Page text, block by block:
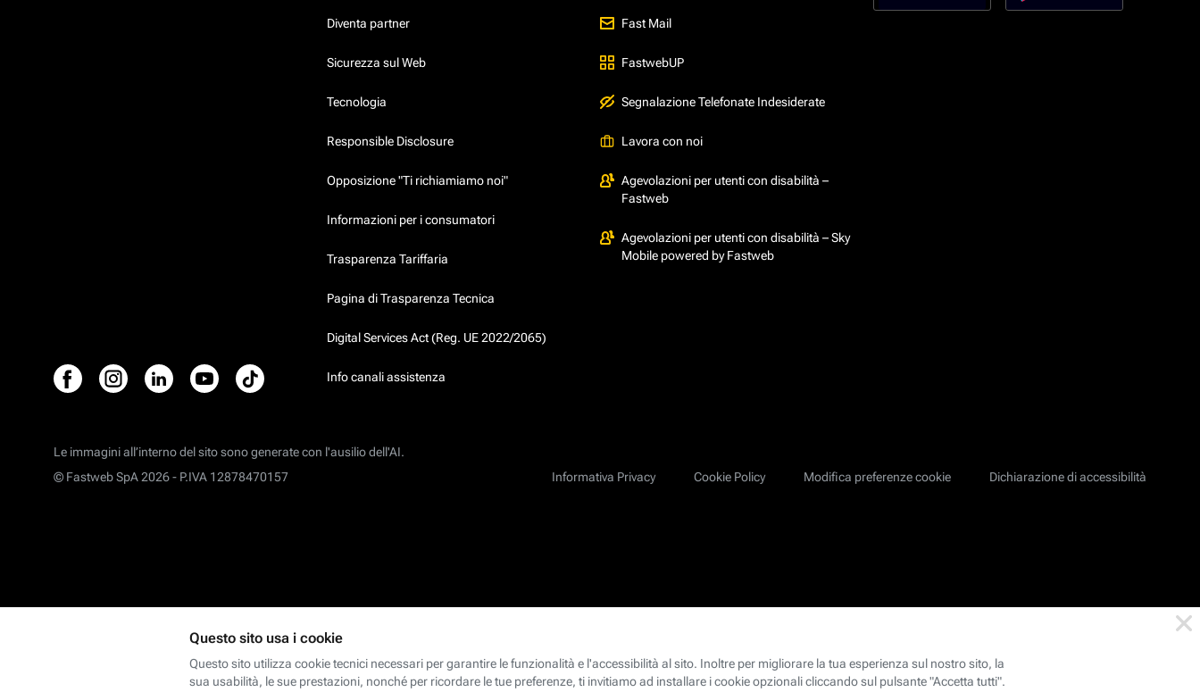
Diventa partner
Sicurezza sul Web
Tecnologia
Responsible Disclosure
Opposizione "Ti richiamiamo noi"
Informazioni per i consumatori
Trasparenza Tariffaria
Pagina di Trasparenza Tecnica
Digital Services Act (Reg. UE 2022/2065)
Info canali assistenza
Fast Mail
FastwebUP
Segnalazione Telefonate Indesiderate
Lavora con noi
Agevolazioni per utenti con disabilità –
Fastweb
Agevolazioni per utenti con disabilità – Sky
Mobile powered by Fastweb
Le immagini all’interno del sito sono generate con l'ausilio dell'AI.
Informativa Privacy
Cookie Policy Modifica preferenze cookie Dichiarazione di accessibilità
© Fastweb SpA 2026 - P.IVA 12878470157